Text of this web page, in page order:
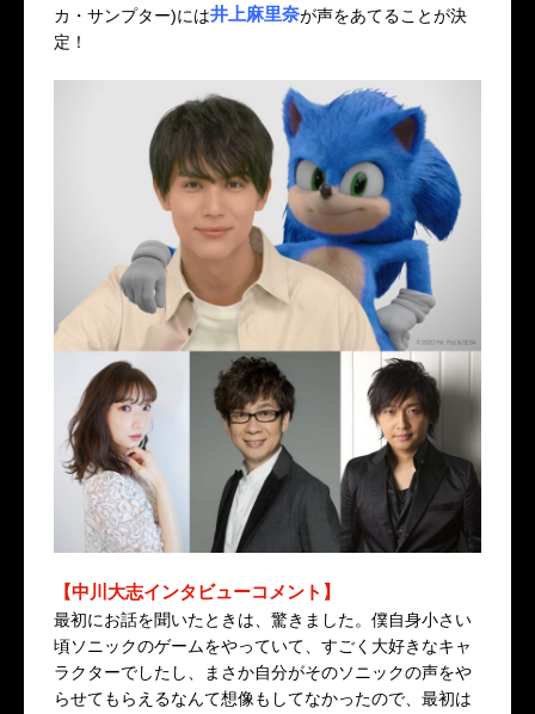
カ・サンプター)には井上麻里奈が声をあてることが決
定！
【中川大志インタビューコメント】
最初にお話を聞いたときは、驚きました。僕自身小さい
頃ソニックのゲームをやっていて、すごく大好きなキャ
ラクターでしたし、まさか自分がそのソニックの声をや
らせてもらえるなんて想像もしてなかったので、最初は